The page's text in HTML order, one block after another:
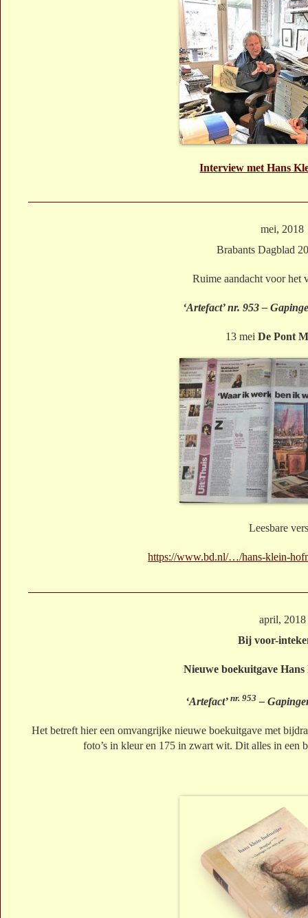
Interview met Hans
mei, 2018
Brabants Dagblad
Ruime aandacht voor het
‘Artefact’ nr. 953 –
13 meiDe Pont
Leesbare
https://www.bd.nl/…/hans-klein-
april, 2018
Bij voor-
Nieuwe boekuitgave
‘Artefact’nr. 953 –
Het betreft hier een omvangrijke nieuwe boekuitgave met
foto’s in kleur en 175 in zwart wit. Dit alles in een